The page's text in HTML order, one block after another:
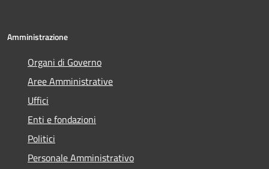
Amministrazione
Organi di Governo
Aree Amministrative
Uffici
Enti e fondazioni
Politici
Personale Amministrativo